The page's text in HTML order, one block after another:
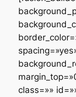
class=»»